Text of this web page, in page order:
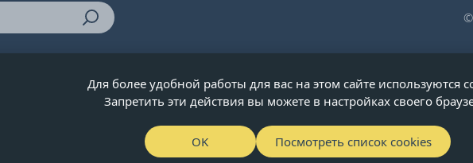
Для более удобной работы для вас на этом сайте используются
Запретить эти действия вы можете в настройках своего
OK Посмотреть список cookies